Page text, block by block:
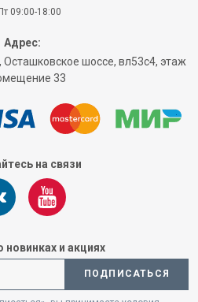
09:00-18:00
Адрес:
шоссе, вл53с4, этаж
33
на связи
новинках и акциях
ПОДПИСАТЬСЯ